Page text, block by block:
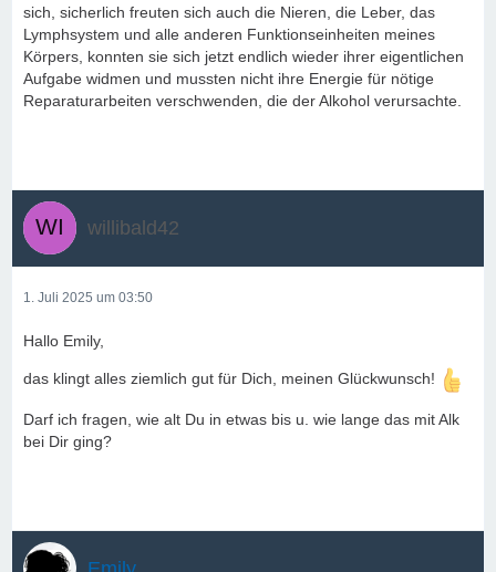
sich, sicherlich freuten sich auch die Nieren, die Leber, das
Lymphsystem und alle anderen Funktionseinheiten meines
Körpers, konnten sie sich jetzt endlich wieder ihrer eigentlichen
Aufgabe widmen und mussten nicht ihre Energie für nötige
Reparaturarbeiten verschwenden, die der Alkohol verursachte.
willibald42
1. Juli 2025 um 03:50
Hallo Emily,
das klingt alles ziemlich gut für Dich, meinen Glückwunsch!
Darf ich fragen, wie alt Du in etwas bis u. wie lange das mit Alk
bei Dir ging?